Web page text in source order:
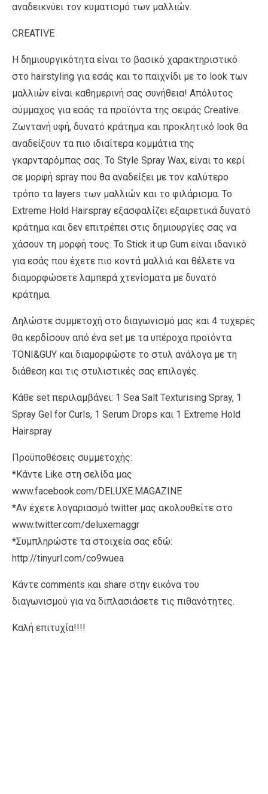
αναδεικνύει τον κυματισμό των μαλλιών.
CREATIVE
Η δημιουργικότητα είναι το βασικό χαρακτηριστικό
στο hairstyling για εσάς και το παιχνίδι με το look των
μαλλιών είναι καθημερινή σας συνήθεια! Απόλυτος
σύμμαχος για εσάς τα προϊόντα της σειράς Creative.
Ζωντανή υφή, δυνατό κράτημα και προκλητικό look θα
αναδείξουν τα πιο ιδιαίτερα κομμάτια της
γκαρνταρόμπας σας. Το Style Spray Wax, είναι το κερί
σε μορφή spray που θα αναδείξει με τον καλύτερο
τρόπο τα layers των μαλλιών και το φιλάρισμα. Το
Extreme Hold Hairspray εξασφαλίζει εξαιρετικά δυνατό
κράτημα και δεν επιτρέπει στις δημιουργίες σας να
χάσουν τη μορφή τους. Το Stick it up Gum είναι ιδανικό
για εσάς που έχετε πιο κοντά μαλλιά και θέλετε να
διαμορφώσετε λαμπερά χτενίσματα με δυνατό
κράτημα.
Δηλώστε συμμετοχή στο διαγωνισμό μας και 4 τυχερές
θα κερδίσουν από ένα set με τα υπέροχα προϊόντα
TONI&GUY και διαμορφώστε το στυλ ανάλογα με τη
διάθεση και τις στυλιστικές σας επιλογές.
Κάθε set περιλαμβάνει: 1 Sea Salt Texturising Spray, 1
Spray Gel for Curls, 1 Serum Drops και 1 Extreme Hold
Hairspray
Προϋποθέσεις συμμετοχής:
*Κάντε Like στη σελίδα μας
www.facebook.com/DELUXE.MAGAZINE
*Αν έχετε λογαριασμό twitter μας ακολουθείτε στο
www.twitter.com/deluxemaggr
*Συμπληρώστε τα στοιχεία σας εδώ:
http://tinyurl.com/co9wuea
Κάντε comments και share στην εικόνα του
διαγωνισμού για να διπλασιάσετε τις πιθανότητες.
Καλή επιτυχία!!!!